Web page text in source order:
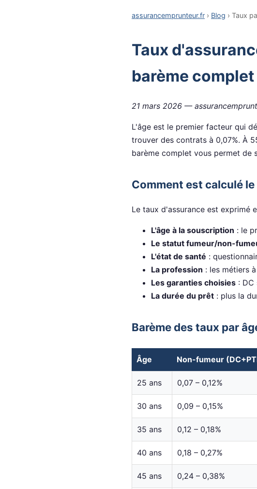
assurancemprunteur.fr › Blog › Taux
Taux
barème complet
21 mars 2026 —
L'âge est le premier facteur qui
trouver des contrats à 0,07%. À
barème complet vous permet
Comment est calculé
Le taux d'assurance est exprimé
L'âge à la souscription : le
Le statut fumeur/non-
L'état de santé :
La profession : les métiers
Les garanties choisies : DC
La durée du prêt : plus la
Barème des taux par
Âge Non-fumeur
25 ans 0,07 – 0,12%
30 ans 0,09 – 0,15%
35 ans 0,12 – 0,18%
40 ans 0,18 – 0,27%
45 ans 0,24 – 0,38%